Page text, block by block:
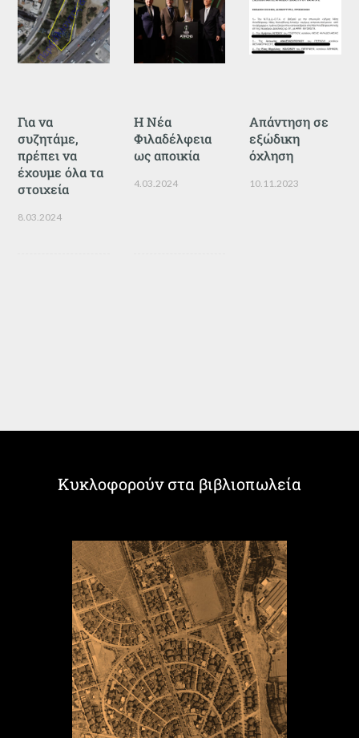
Για να
συζητάμε,
πρέπει να
έχουμε όλα τα
στοιχεία
8.03.2024
Η Νέα
Φιλαδέλφεια
ως αποικία
4.03.2024
Απάντηση σε
εξώδικη
όχληση
10.11.2023
Κυκλοφορούν στα βιβλιοπωλεία